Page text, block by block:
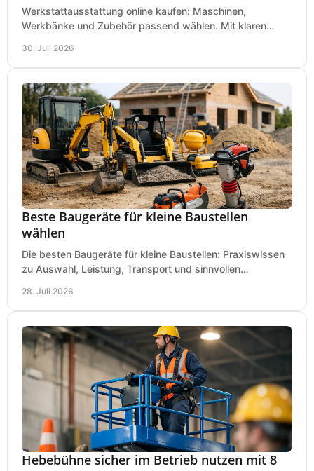
Werkstattausstattung online kaufen: Maschinen,
Werkbänke und Zubehör passend wählen. Mit klaren
30. Juli 2026
Beste Baugeräte für kleine Baustellen
wählen
Die besten Baugeräte für kleine Baustellen: Praxiswissen
zu Auswahl, Leistung, Transport und sinnvollen
28. Juli 2026
Hebebühne sicher im Betrieb nutzen mit 8